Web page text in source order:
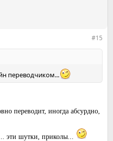
#15
переводчиком...
переводит, иногда абсурдно,
эти шутки, приколы...